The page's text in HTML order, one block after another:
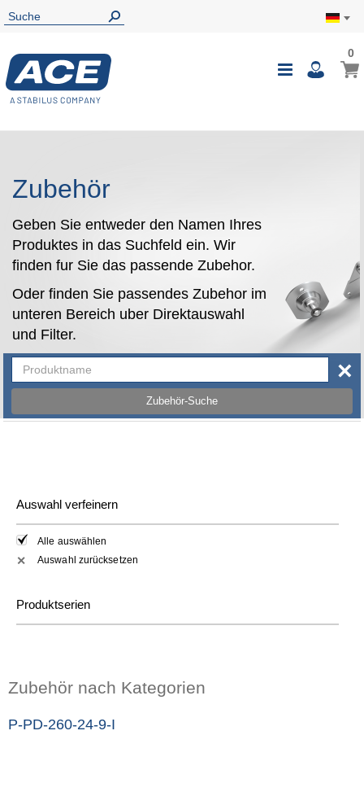
00
Zubehör
Geben Sie entweder den Namen Ihres
Produktes in das Suchfeld ein. Wir
finden fur Sie das passende Zubehor.
Oder finden Sie passendes Zubehor im
unteren Bereich uber Direktauswahl
und Filter.
Zubehör-Suche
×
Auswahl verfeinern
Alle auswählen
✕ Auswahl zurücksetzen
Produktserien
Zubehör nach Kategorien
P-PD-260-24-9-I